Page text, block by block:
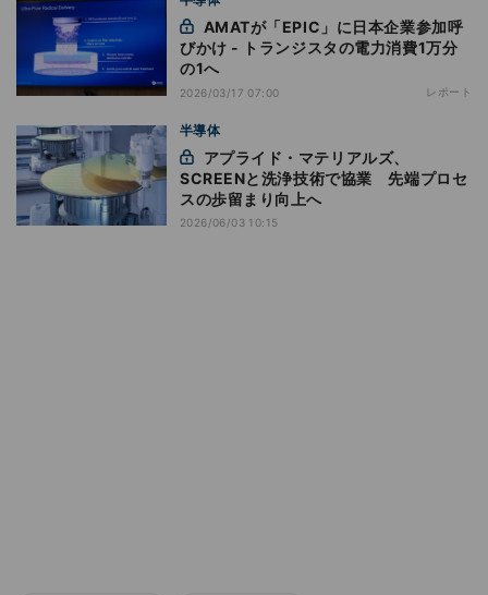
びかけ - トランジスタの電力消費1万分
の1へ
2026/03/17 07:00 レポート
半導体
SCREENと洗浄技術で協業 先端プロセ
スの歩留まり向上へ
2026/06/03 10:15